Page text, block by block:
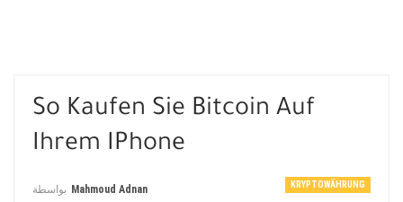
So Kaufen Sie Bitcoin Auf
Ihrem IPhone
KRYPTOWÄHRUNG
Mahmoud Adnan